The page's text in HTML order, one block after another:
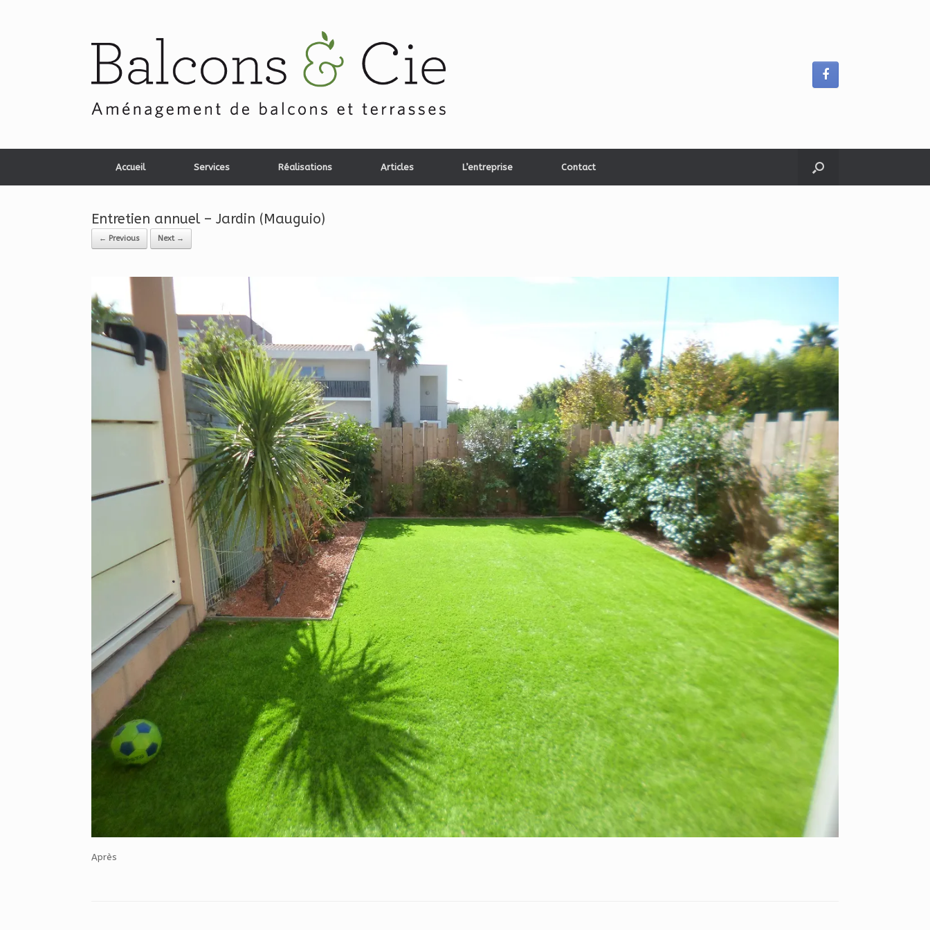
Accueil Services Réalisations Articles L’entreprise Contact
Entretien annuel – Jardin (Mauguio)
← Previous Next →
Après